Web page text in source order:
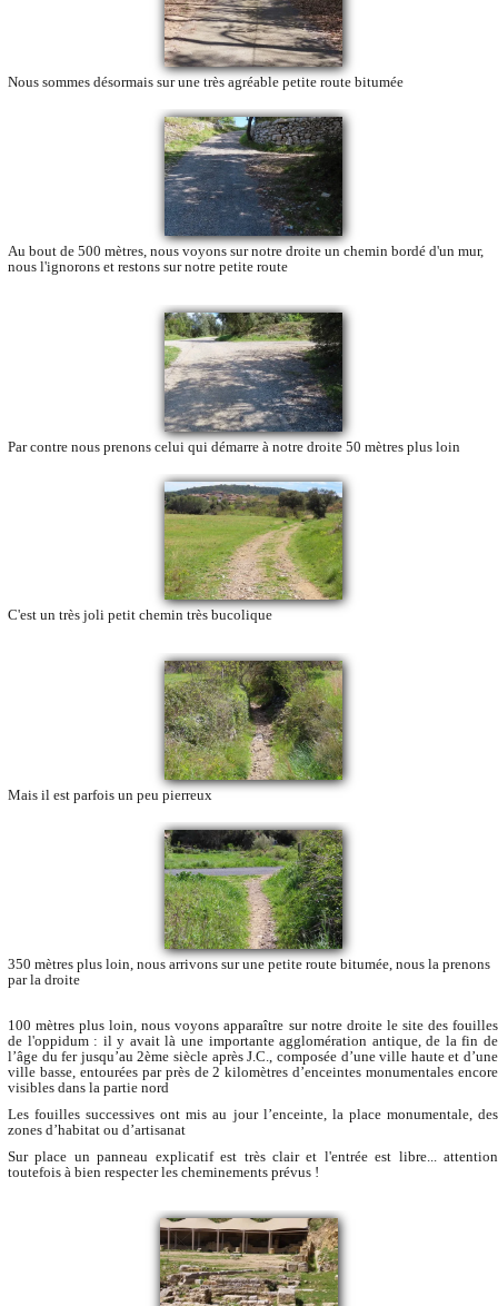
Nous sommes désormais sur une très agréable petite route bitumée
Au bout de 500 mètres, nous voyons sur notre droite un chemin bordé d'un mur,
nous l'ignorons et restons sur notre petite route
Par contre nous prenons celui qui démarre à notre droite 50 mètres plus loin
C'est un très joli petit chemin très bucolique
Mais il est parfois un peu pierreux
350 mètres plus loin, nous arrivons sur une petite route bitumée, nous la prenons
par la droite
100 mètres plus loin, nous voyons apparaître sur notre droite le site des fouilles
de l'oppidum : il y avait là une importante agglomération antique, de la fin de
l’âge du fer jusqu’au 2ème siècle après J.C., composée d’une ville haute et d’une
ville basse, entourées par près de 2 kilomètres d’enceintes monumentales encore
visibles dans la partie nord
Les fouilles successives ont mis au jour l’enceinte, la place monumentale, des
zones d’habitat ou d’artisanat
Sur place un panneau explicatif est très clair et l'entrée est libre... attention
toutefois à bien respecter les cheminements prévus !